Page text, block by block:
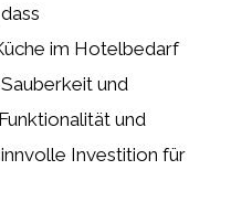
im Hotelbedarf
und
und
Investition für